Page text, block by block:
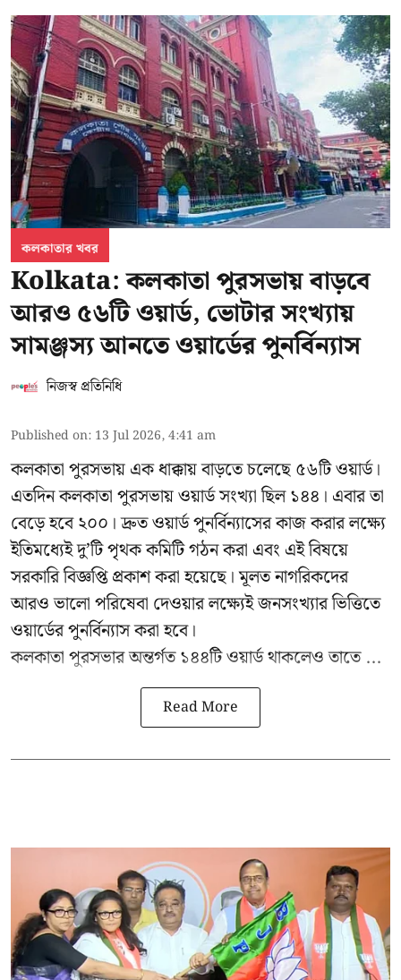
কলকাতার খবর
Kolkata: কলকাতা পুরসভায় বাড়বে
আরও ৫৬টি ওয়ার্ড, ভোটার সংখ্যায়
সামঞ্জস্য আনতে ওয়ার্ডের পুনর্বিন্যাস
নিজস্ব প্রতিনিধি
Published on: 13 Jul 2026, 4:41 am
কলকাতা পুরসভায় এক ধাক্কায় বাড়তে চলেছে ৫৬টি ওয়ার্ড।
এতদিন কলকাতা পুরসভায় ওয়ার্ড সংখ্যা ছিল ১৪৪। এবার তা
বেড়ে হবে ২০০। দ্রুত ওয়ার্ড পুনর্বিন্যাসের কাজ করার লক্ষ্যে
ইতিমধ্যেই দু’টি পৃথক কমিটি গঠন করা এবং এই বিষয়ে
সরকারি বিজ্ঞপ্তি প্রকাশ করা হয়েছে। মূলত নাগরিকদের
আরও ভালো পরিষেবা দেওয়ার লক্ষ্যেই জনসংখ্যার ভিত্তিতে
ওয়ার্ডের পুনর্বিন্যাস করা হবে।
কলকাতা পুরসভার অন্তর্গত ১৪৪টি ওয়ার্ড থাকলেও তাতে ...
Read More